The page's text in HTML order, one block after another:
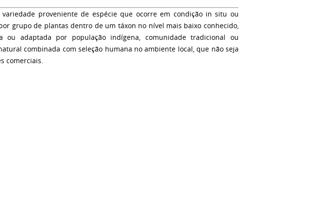
variedade proveniente de espécie que ocorre em condição in situ ou
grupo de plantas dentro de um táxon no nível mais baixo conhecido,
ou adaptada por população indígena, comunidade tradicional ou
combinada com seleção humana no ambiente local, que não seja
comerciais.